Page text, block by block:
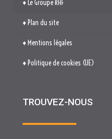
♦ Le Groupe RHF
♦ Plan du site
♦ Mentions légales
♦ Politique de cookies (UE)
TROUVEZ-NOUS